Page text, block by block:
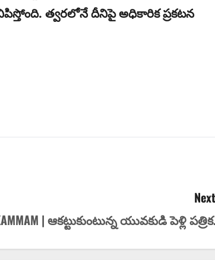
త్వరలోనే దీనిపై అధికారిక ప్రకటన
| ఆక‌ట్టుకుంటున్న యువకుడి పెళ్లి